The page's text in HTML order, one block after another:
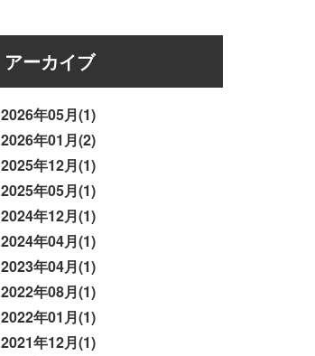
アーカイブ
2026年05月(1)
2026年01月(2)
2025年12月(1)
2025年05月(1)
2024年12月(1)
2024年04月(1)
2023年04月(1)
2022年08月(1)
2022年01月(1)
2021年12月(1)